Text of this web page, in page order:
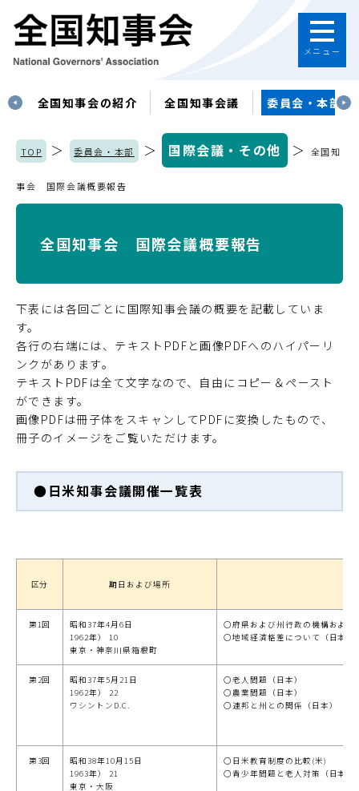
メニュー
全国知事会の紹介 全国知事会議 委員会・本部
TOP ＞ 委員会・本部 ＞ 国際会議・その他 ＞ 全国知
事会 国際会議概要報告
全国知事会 国際会議概要報告
下表には各回ごとに国際知事会議の概要を記載していま
す。
各行の右端には、テキストPDFと画像PDFへのハイパーリ
ンクがあります。
テキストPDFは全て文字なので、自由にコピー＆ペースト
ができます。
画像PDFは冊子体をスキャンしてPDFに変換したもので、
冊子のイメージをご覧いただけます。
●日米知事会議開催一覧表
区分 期日および場所
第1回
昭和37年4月6日
1962年） 10
東京・神奈川県箱根町
○府県および州行政の機構および
○地域経済格差について（日本）
第2回
昭和37年5月21日
1962年） 22
ワシントンD.C.
○老人問題（日本）
○農業問題（日本）
○連邦と州との関係（日本）
第3回
昭和38年10月15日
1963年） 21
東京・大阪
○日米教育制度の比較(米)
○青少年問題と老人対策（日本）